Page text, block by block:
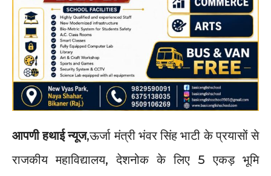
आपणी हथाई न्यूज,ऊर्जा मंत्री भंवर सिंह भाटी के प्रयासों से
राजकीय महाविद्यालय, देशनोक के लिए 5 एकड़ भूमि